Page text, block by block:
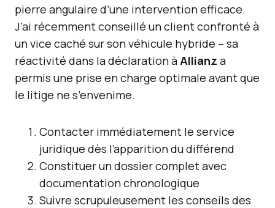
pierre angulaire d’une intervention efficace.
J’ai récemment conseillé un client confronté à
un vice caché sur son véhicule hybride – sa
réactivité dans la déclaration àAllianz a
permis une prise en charge optimale avant que
le litige ne s’envenime.
Contacter immédiatement le service
juridique dès l’apparition du différend
Constituer un dossier complet avec
documentation chronologique
Suivre scrupuleusement les conseils des